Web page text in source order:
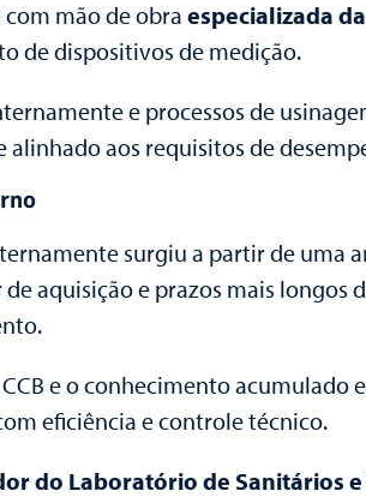
mão de obra especializada
de dispositivos de medição.
e processos de
aos requisitos de
surgiu a partir de uma
aquisição e prazos mais
e o conhecimento
eficiência e controle técnico.
do Laboratório de Sanitários e